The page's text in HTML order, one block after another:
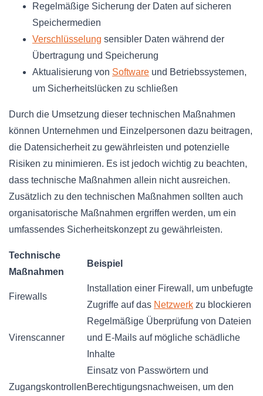
Regelmäßige Sicherung der Daten auf sicheren
Speichermedien
Verschlüsselung sensibler Daten während der
Übertragung und Speicherung
Aktualisierung von Software und Betriebssystemen,
um Sicherheitslücken zu schließen
Durch die Umsetzung dieser technischen Maßnahmen
können Unternehmen und Einzelpersonen dazu beitragen,
die Datensicherheit zu gewährleisten und potenzielle
Risiken zu minimieren. Es ist jedoch wichtig zu beachten,
dass technische Maßnahmen allein nicht ausreichen.
Zusätzlich zu den technischen Maßnahmen sollten auch
organisatorische Maßnahmen ergriffen werden, um ein
umfassendes Sicherheitskonzept zu gewährleisten.
Technische
Maßnahmen
Beispiel
Firewalls
Installation einer Firewall, um unbefugte
Zugriffe auf das Netzwerk zu blockieren
Virenscanner
Regelmäßige Überprüfung von Dateien
und E-Mails auf mögliche schädliche
Inhalte
Zugangskontrollen
Einsatz von Passwörtern und
Berechtigungsnachweisen, um den